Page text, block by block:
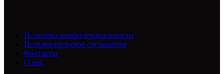
Политика конфиденциальности
Пользовательское соглашение
Контакты
О нас